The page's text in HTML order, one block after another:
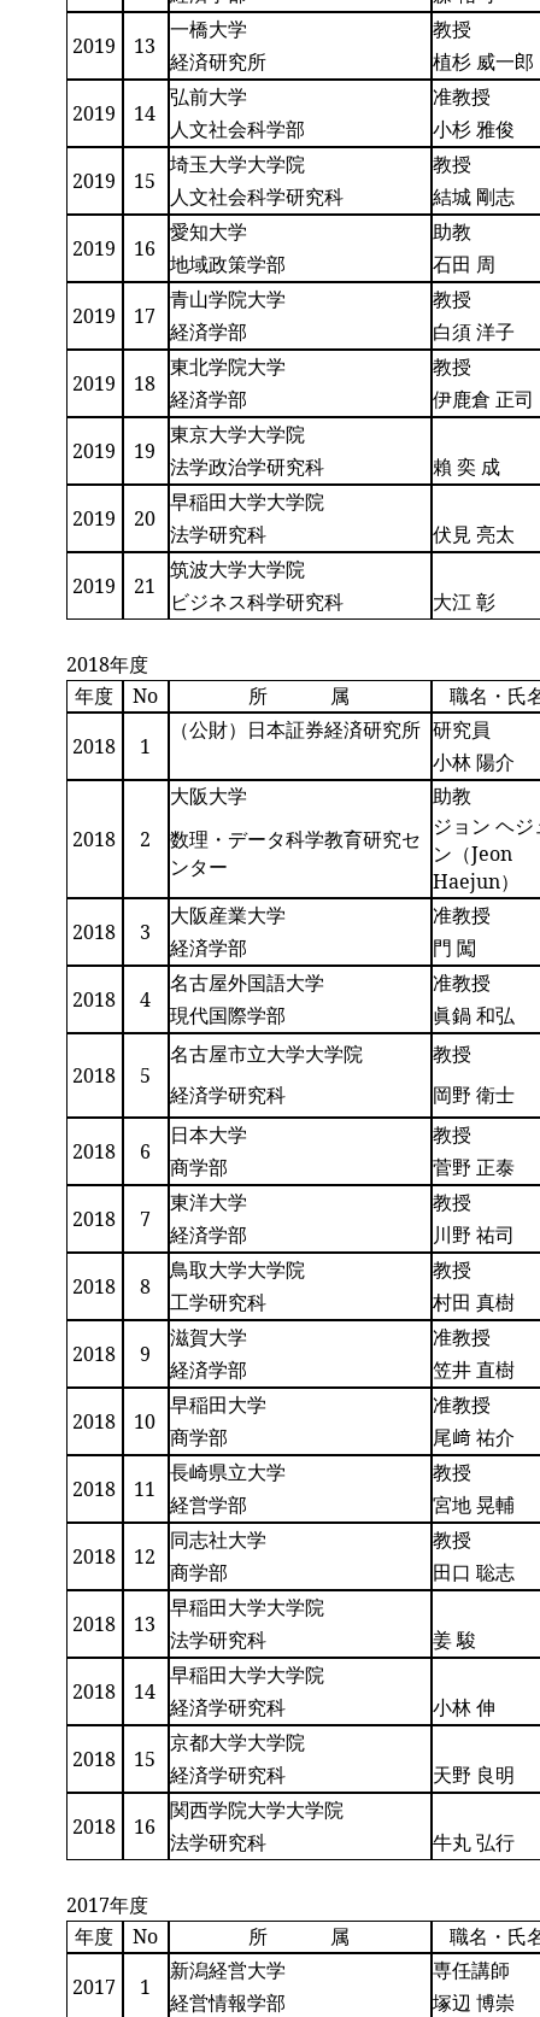
2019
13
一橋大学
教授
経済研究所
植杉 威一郎
2019
14
弘前大学
准教授
人文社会科学部
小杉 雅俊
2019
15
埼玉大学大学院
教授
人文社会科学研究科
結城 剛志
2019
16
愛知大学
助教
地域政策学部
石田 周
2019
17
青山学院大学
教授
経済学部
白須 洋子
2019
18
東北学院大学
教授
経済学部
伊鹿倉 正司
2019
19
東京大学大学院
法学政治学研究科
賴 奕 成
2019
20
早稲田大学大学院
法学研究科
伏見 亮太
2019
21
筑波大学大学院
ビジネス科学研究科
大江 彰
2018年度
年度
No 所 属
職名・氏
2018
1
（公財）日本証券経済研究所 研究員
小林 陽介
2018 2
大阪大学
助教
数理・データ科学教育研究セ
ンター
ジョン ヘジ
ン（Jeon
Haejun）
2018
3
大阪産業大学
准教授
経済学部
門 闖
2018
4
名古屋外国語大学
准教授
現代国際学部
眞鍋 和弘
2018 5
名古屋市立大学大学院
教授
経済学研究科
岡野 衛士
2018 6
日本大学
教授
商学部
菅野 正泰
2018
7
東洋大学
教授
経済学部
川野 祐司
2018
8
鳥取大学大学院
教授
工学研究科
村田 真樹
2018
9
滋賀大学
准教授
経済学部
笠井 直樹
2018
10
早稲田大学
准教授
商学部
尾﨑 祐介
2018
11
長崎県立大学
教授
経営学部
宮地 晃輔
2018
12
同志社大学
教授
商学部
田口 聡志
2018
13
早稲田大学大学院
法学研究科
姜 駿
2018
14
早稲田大学大学院
経済学研究科
小林 伸
2018
15
京都大学大学院
経済学研究科
天野 良明
2018
16
関西学院大学大学院
法学研究科
牛丸 弘行
2017年度
年度
No 所 属
職名・氏
2017
1
新潟経営大学
専任講師
経営情報学部
塚辺 博崇